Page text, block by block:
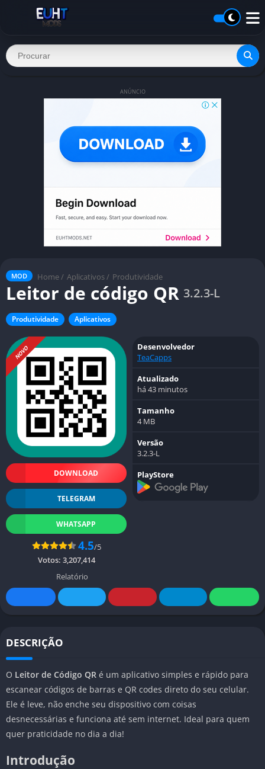
ANÚNCIO
MOD Home / Aplicativos / Produtividade
Leitor de código QR 3.2.3-L
Produtividade Aplicativos
NOVO
DOWNLOAD
TELEGRAM
WHATSAPP
4.5/5
Votos: 3,207,414
Relatório
Desenvolvedor
TeaCapps
Atualizado
há 43 minutos
Tamanho
4 MB
Versão
3.2.3-L
PlayStore
DESCRIÇÃO
O Leitor de Código QR é um aplicativo simples e rápido para
escanear códigos de barras e QR codes direto do seu celular.
Ele é leve, não enche seu dispositivo com coisas
desnecessárias e funciona até sem internet. Ideal para quem
quer praticidade no dia a dia!
Introdução